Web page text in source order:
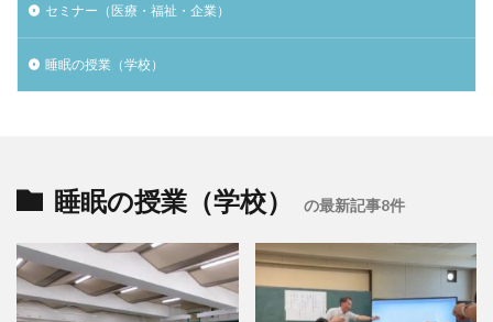
セミナー（医療・福祉・企業）
睡眠の授業（学校）
睡眠の授業（学校） の最新記事8件